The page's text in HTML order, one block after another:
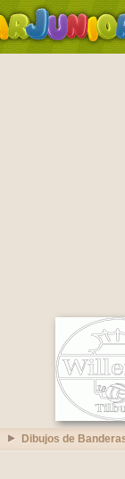
Dibujos de